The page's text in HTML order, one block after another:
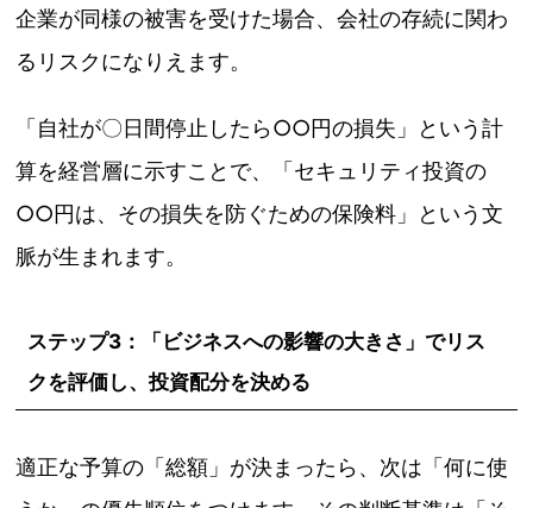
企業が同様の被害を受けた場合、会社の存続に関わ
るリスクになりえます。
「自社が〇日間停止したら○○円の損失」という計
算を経営層に示すことで、「セキュリティ投資の
○○円は、その損失を防ぐための保険料」という文
脈が生まれます。
ステップ3：「ビジネスへの影響の大きさ」でリス
クを評価し、投資配分を決める
適正な予算の「総額」が決まったら、次は「何に使